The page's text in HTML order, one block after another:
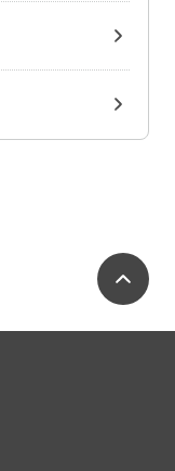
人 福島県立医科大学